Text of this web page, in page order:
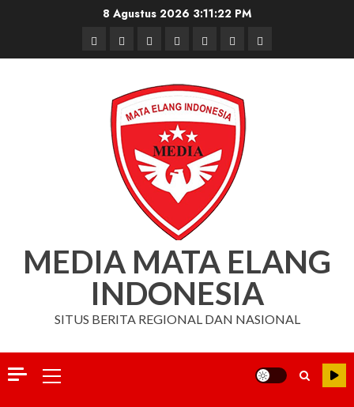
8 Agustus 2026 3:11:23 PM
BerandaNasionalDaerahHukum
dan
Kriminal
Pendidikan
Box
Redaksi
Iklan
MEDIA MATA ELANG
INDONESIA
SITUS BERITA REGIONAL DAN NASIONAL
Primary